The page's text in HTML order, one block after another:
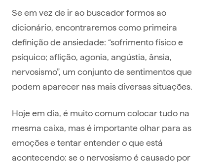
Se em vez de ir ao buscador formos ao
dicionário, encontraremos como primeira
definição de ansiedade: “sofrimento físico e
psíquico; aflição, agonia, angústia, ânsia,
nervosismo”, um conjunto de sentimentos que
podem aparecer nas mais diversas situações.
Hoje em dia, é muito comum colocar tudo na
mesma caixa, mas é importante olhar para as
emoções e tentar entender o que está
acontecendo: se o nervosismo é causado por